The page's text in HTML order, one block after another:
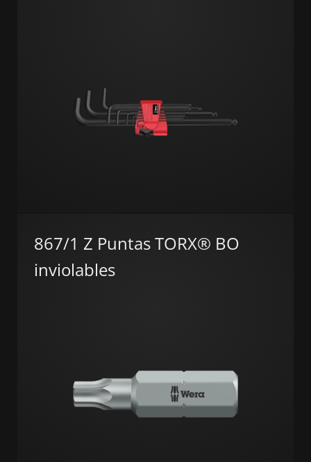
867/1 Z Puntas TORX® BO
inviolables